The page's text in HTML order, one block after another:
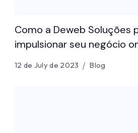
Como a Deweb Soluções
impulsionar seu negócio
12 de July de 2023 Blog